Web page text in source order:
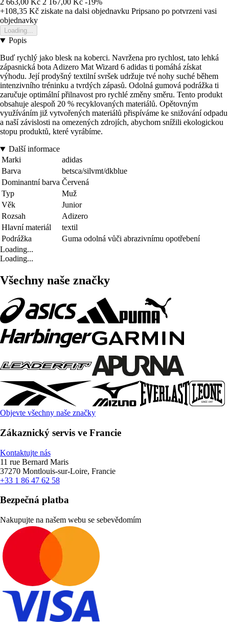
2 663,00 Kč 2 167,00 Kč -19%
+108,35 Kč ziskate na dalsi objednavku Pripsano po potvrzeni vasi
objednavky
Loading...
Popis
Buď rychlý jako blesk na koberci. Navržena pro rychlost, tato lehká
zápasnická bota Adizero Mat Wizard 6 adidas ti pomáhá získat
výhodu. Její prodyšný textilní svršek udržuje tvé nohy suché během
intenzivního tréninku a tvrdých zápasů. Odolná gumová podrážka ti
zaručuje optimální přilnavost pro rychlé změny směru. Tento produkt
obsahuje alespoň 20 % recyklovaných materiálů. Opětovným
využíváním již vytvořených materiálů přispíváme ke snižování odpadu
a naší závislosti na omezených zdrojích, abychom snížili ekologickou
stopu produktů, které vyrábíme.
Další informace
Marki
adidas
Barva
betsca/silvmt/dkblue
Dominantní barva Červená
Typ
Muž
Věk
Junior
Rozsah
Adizero
Hlavní materiál
textil
Podrážka
Guma odolná vůči abrazivnímu opotřebení
Loading...
Loading...
Všechny naše značky
Objevte všechny naše značky
Zákaznický servis ve Francie
Kontaktujte nás
11 rue Bernard Maris
37270 Montlouis-sur-Loire, Francie
+33 1 86 47 62 58
Bezpečná platba
Nakupujte na našem webu se sebevědomím